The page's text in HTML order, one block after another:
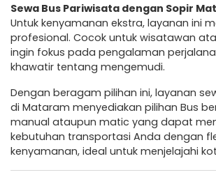
Sewa Bus Pariwisata dengan Sopir
Untuk kenyamanan ekstra, layanan ini
profesional. Cocok untuk wisatawan
ingin fokus pada pengalaman
khawatir tentang mengemudi.
Dengan beragam pilihan ini, layanan
di Mataram menyediakan pilihan Bus
manual ataupun matic yang dapat
kebutuhan transportasi Anda dengan
kenyamanan, ideal untuk menjelajahi